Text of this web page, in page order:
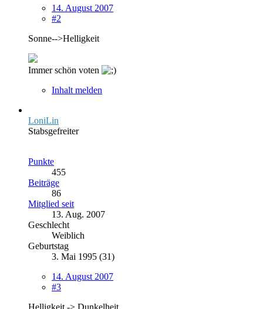
14. August 2007
#2
Sonne-->Helligkeit
Immer schön voten
Inhalt melden
LoniLin
Stabsgefreiter
Punkte
455
Beiträge
86
Mitglied seit
13. Aug. 2007
Geschlecht
Weiblich
Geburtstag
3. Mai 1995 (31)
14. August 2007
#3
Helligkeit -> Dunkelheit